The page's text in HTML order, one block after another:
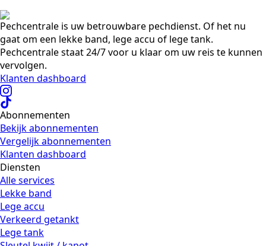
Pechcentrale is uw betrouwbare pechdienst. Of het nu
gaat om een lekke band, lege accu of lege tank.
Pechcentrale staat 24/7 voor u klaar om uw reis te kunnen
vervolgen.
Klanten dashboard
Abonnementen
Bekijk abonnementen
Vergelijk abonnementen
Klanten dashboard
Diensten
Alle services
Lekke band
Lege accu
Verkeerd getankt
Lege tank